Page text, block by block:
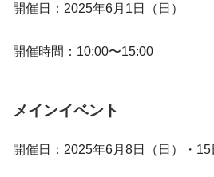
開催日：2025年6月1日（日）
開催時間：10:00〜15:00
メインイベント
開催日：2025年6月8日（日）・15